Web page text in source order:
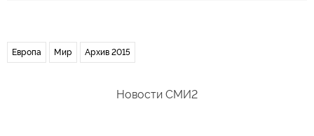
Европа Мир Архив 2015
Новости СМИ2